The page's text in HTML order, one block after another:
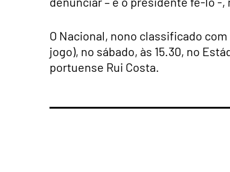
O Nacional, nono classificado
jogo), no sábado, às 15.30, no
portuense Rui Costa.